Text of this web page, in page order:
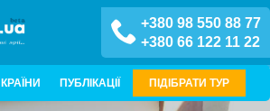
+380 98 550 88 77
+380 66 122 11 22
КРАЇНИ ПУБЛІКАЦІЇ ПІДІБРАТИ ТУР